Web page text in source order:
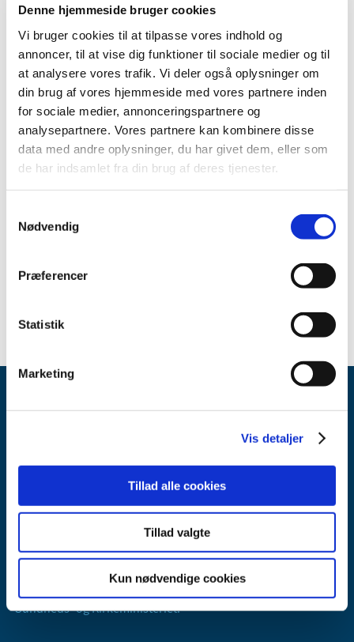
Denne hjemmeside bruger cookies
Vi bruger cookies til at tilpasse vores indhold og
annoncer, til at vise dig funktioner til sociale medier og til
at analysere vores trafik. Vi deler også oplysninger om
din brug af vores hjemmeside med vores partnere inden
for sociale medier, annonceringspartnere og
analysepartnere. Vores partnere kan kombinere disse
data med andre oplysninger, du har givet dem, eller som
de har indsamlet fra din brug af deres tjenester.
Nødvendig
Præferencer
Statistik
Marketing
Vis detaljer
Tillad alle cookies
Tillad valgte
Kun nødvendige cookies
Det betyder, at fra 27. januar 2020 behøver læger ikke
længere at ansøge om enkelttilskud, når der udskrives
recepter på lægemidler med indhold af eletriptan.
Eletriptan har i øjeblikket ikke generelt tilskud.
Lægemiddelstyrelsen har orienteret Apotekerforeningen,
relevante videnskabelige selskaber og patientforeninger
om ændringen.
Læs Lægemiddelstyrelsens afgørelse
Status for revurdering
Axel Heides Gade 1
Email:dkma@dkma.dk
Lægemiddelstyrelsen er en del af
Sundheds- og Kirkeministeriet.